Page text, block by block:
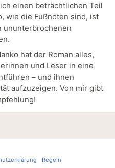
einen beträchtlichen Teil
wie die Fußnoten sind, ist
ununterbrochenen
hat der Roman alles,
und Leser in eine
– und ihnen
aufzuzeigen. Von mir gibt
Regeln